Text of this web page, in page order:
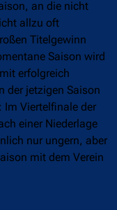
an die nicht
allzu oft
Titelgewinn
Saison wird
erfolgreich
der jetzigen Saison
Im Viertelfinale der
einer Niederlage
nur ungern, aber
mit dem Verein